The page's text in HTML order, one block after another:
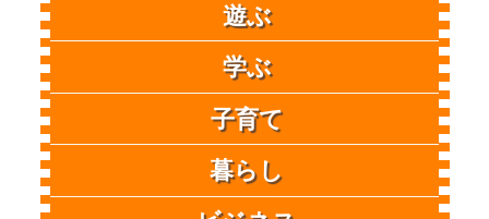
遊ぶ
学ぶ
子育て
暮らし